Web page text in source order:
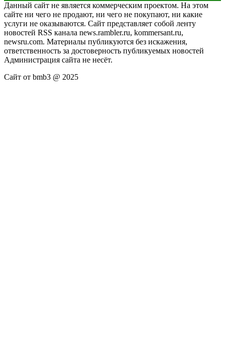
Данный сайт не является коммерческим проектом. На этом
сайте ни чего не продают, ни чего не покупают, ни какие
услуги не оказываются. Сайт представляет собой ленту
новостей RSS канала news.rambler.ru, kommersant.ru,
newsru.com. Материалы публикуются без искажения,
ответственность за достоверность публикуемых новостей
Администрация сайта не несёт.
Сайт от bmb3 @ 2025